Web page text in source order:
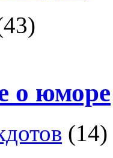
о юморе
(14)